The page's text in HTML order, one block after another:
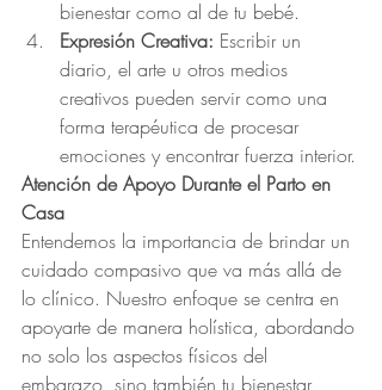
bienestar como al de tu bebé.
Expresión Creativa: Escribir un
diario, el arte u otros medios
creativos pueden servir como una
forma terapéutica de procesar
emociones y encontrar fuerza interior.
Atención de Apoyo Durante el Parto en
Casa
Entendemos la importancia de brindar un
cuidado compasivo que va más allá de
lo clínico. Nuestro enfoque se centra en
apoyarte de manera holística, abordando
no solo los aspectos físicos del
embarazo, sino también tu bienestar